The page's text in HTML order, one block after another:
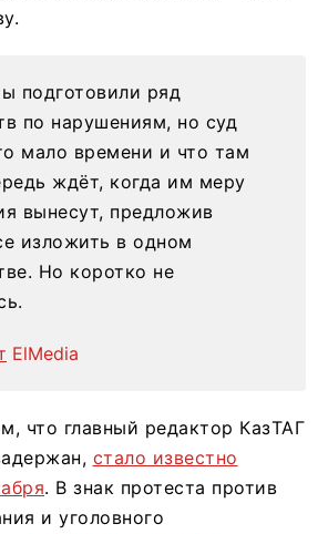
подготовили ряд
по нарушениям, но суд
мало времени и что там
ждёт, когда им меру
вынесут, предложив
изложить в одном
Но коротко не
ElMedia
что главный редактор КазТАГ
стало известно
. В знак протеста против
и уголовного